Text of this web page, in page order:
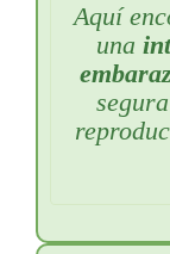
Aquí
una